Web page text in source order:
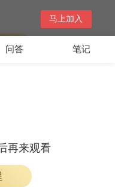
马上加入
即可观看
问答 笔记
再来观看